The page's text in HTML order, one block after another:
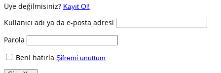
Üye değilmisiniz? Kayıt Ol!
Kullanıcı adı ya da e-posta adresi
Parola
Beni hatırla Şifremi unuttum